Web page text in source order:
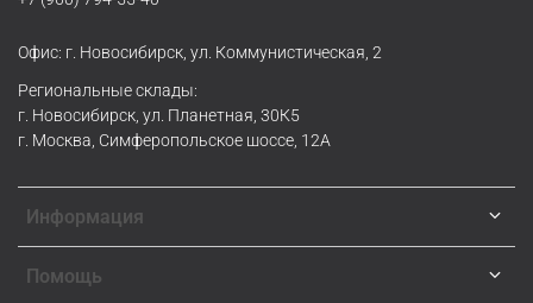
Информация
Помощь
Офис: г. Новосибирск, ул. Коммунистическая, 2
Региональные склады:
г. Новосибирск, ул. Планетная, 30К5
г. Москва, Симферопольское шоссе, 12А